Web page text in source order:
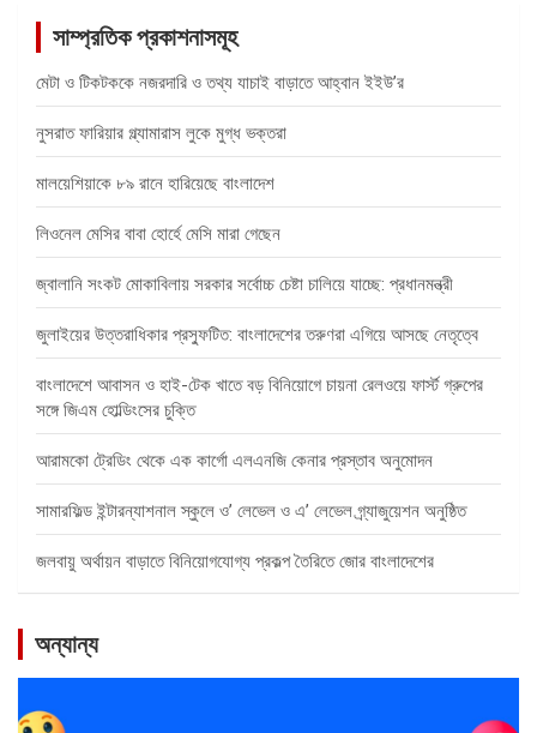
সাম্প্রতিক প্রকাশনাসমূহ
মেটা ও টিকটককে নজরদারি ও তথ্য যাচাই বাড়াতে আহ্বান ইইউ’র
নুসরাত ফারিয়ার গ্ল্যামারাস লুকে মুগ্ধ ভক্তরা
মালয়েশিয়াকে ৮৯ রানে হারিয়েছে বাংলাদেশ
লিওনেল মেসির বাবা হোর্হে মেসি মারা গেছেন
জ্বালানি সংকট মোকাবিলায় সরকার সর্বোচ্চ চেষ্টা চালিয়ে যাচ্ছে: প্রধানমন্ত্রী
জুলাইয়ের উত্তরাধিকার প্রস্ফুটিত: বাংলাদেশের তরুণরা এগিয়ে আসছে নেতৃত্বে
বাংলাদেশে আবাসন ও হাই-টেক খাতে বড় বিনিয়োগে চায়না রেলওয়ে ফার্স্ট গ্রুপের
সঙ্গে জিএম হোল্ডিংসের চুক্তি
আরামকো ট্রেডিং থেকে এক কার্গো এলএনজি কেনার প্রস্তাব অনুমোদন
সামারফিল্ড ইন্টারন্যাশনাল স্কুলে ও’ লেভেল ও এ’ লেভেল গ্র্যাজুয়েশন অনুষ্ঠিত
জলবায়ু অর্থায়ন বাড়াতে বিনিয়োগযোগ্য প্রকল্প তৈরিতে জোর বাংলাদেশের
অন্যান্য